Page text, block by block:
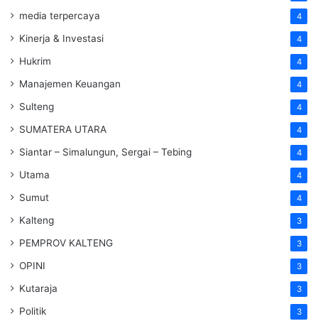
media terpercaya 4
Kinerja & Investasi 4
Hukrim 4
Manajemen Keuangan 4
Sulteng 4
SUMATERA UTARA 4
Siantar – Simalungun, Sergai – Tebing 4
Utama 4
Sumut 4
Kalteng 3
PEMPROV KALTENG 3
OPINI 3
Kutaraja 3
Politik 3